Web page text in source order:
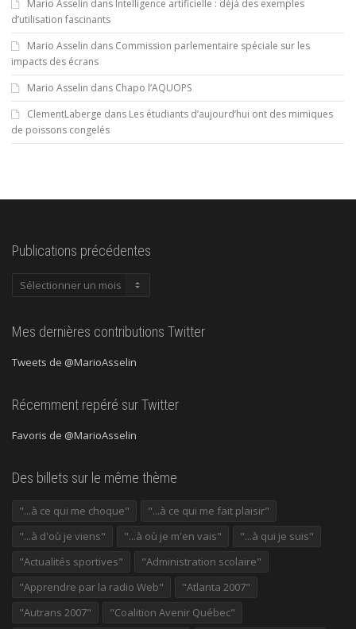
Mario Asselin dans Intelligence artificielle : déjà des exemples
d’utilisation fascinants
Mario Asselin dans Commission parlementaire spéciale sur les
impacts des écrans
Mario Asselin dans Chapo l’AQUOPS
ClementLaberge dans Les étudiants d’aujourd’hui ont des mimiques
de poissons congelés
Publications précédentes
Publications
Mes dernières contributions Twitter
Tweets de @MarioAsselin
Récemment repéré sur Twitter
Favoris de @MarioAsselin
Des billets sur le même thème
"...à ce qui me choque"
"...à ce qui me fait plaisir"
"...à d'où je viens"
"...à où je m'en vais"
"...à qui je suis"
"Actualités sportives"
"Administration scolaire"
"Apprendre par la radio Web"
"Atlanta 2007"
"Autrans 2007"
"Coalition Avenir Québec"